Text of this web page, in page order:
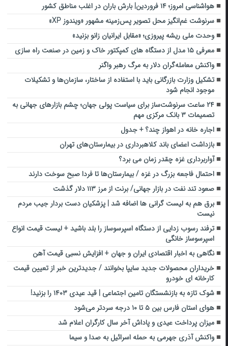
هواشناسی امروز؛ ۱۴ فروردین| بارش باران در اغلب مناطق کشور
سرنوشت غم‌انگیز محل تصویر پس‌زمینه مشهور «ویندوز XP»
وحدت ملی ریشه پیروزی؛ «مقابل ایرانیان زانو بزنید»
معرفی ۱۵ مدل از دستگاه های کمپکتور خاک و زمین در صنعت راه سازی
واکنش معامله‌گران دلار به مرگ رهبر واگنر
تشکیل وزارت بازرگانی باید با استفاده از ساختار، سازمان‌ها و تشکیلات
موجود انجام شود
۲۴ ساعت سرنوشت‌ساز برای سیاست‌ پولی جهان؛ چشم بازارهای جهانی به
تصمیمات ۳ بانک مرکزی مهم
اجاره خانه در اهواز چند؟ + جدول
بازداشت اعضای باند کلاهبرداری در بیمارستان‌های تهران
آواربرداری غزه چقدر زمان می برد؟
احتمال فاجعه بزرگ در غزه / بیمارستان‌ها تا فردا صبح سوخت دارند
صعود تند نفت در بازار جهانی/ برنت از مرز ۱۱۳ دلار گذشت
برق هم به لیست گرانی ها اضافه شد | پزشکیان دست بردار جیب مردم
نیست
ترفند رسوب زدایی از دستگاه اسپرسوساز را بلد باشید + لیست قیمت انواع
اسپرسوساز خانگی
نگاهی به اخبار اقتصادی ایران و جهان + افزایش نسبی قیمت آهن
خریداران محصولات جدید سایپا بخوانند / جدیدترین خبر از تعیین قیمت
کارخانه ای خودرو
شوک تازه به بازنشستگان تامین اجتماعی | قید عیدی ۱۴۰۳ را بزنید!
هوای استان فارس بین ۵ تا ۱۰ درجه سردتر می‌شود
میزان پرداخت عیدی و پاداش آخر سال کارگران اعلام شد
واکنش آذری جهرمی به حمله اسرائیل به صدا و سیما